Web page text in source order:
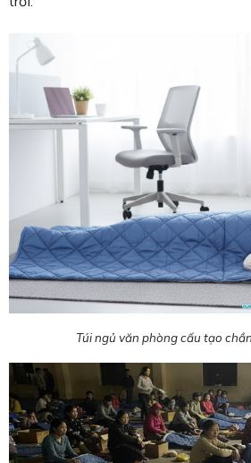
Túi ngủ văn phòng cấu tạo